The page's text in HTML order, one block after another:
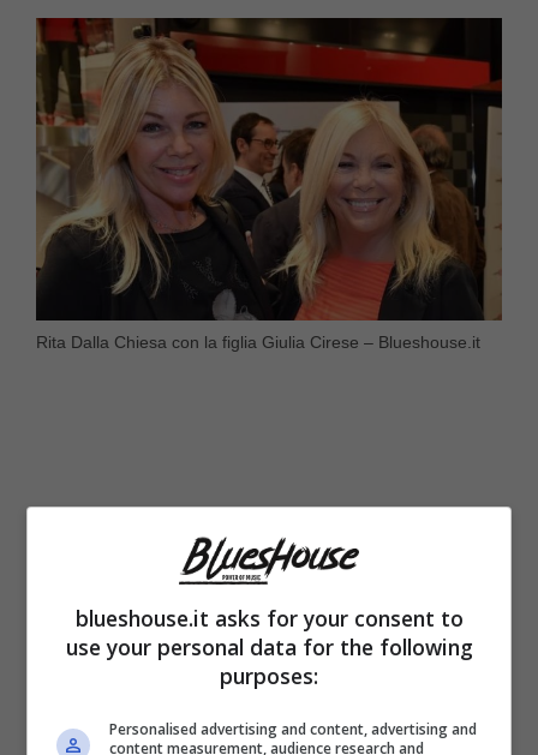
Rita Dalla Chiesa con la figlia Giulia Cirese – Blueshouse.it
Ufficiale del corpo dei carabinieri, nonché
blueshouse.it asks for your consent to
use your personal data for the following
purposes:
Personalised advertising and content, advertising and
content measurement, audience research and